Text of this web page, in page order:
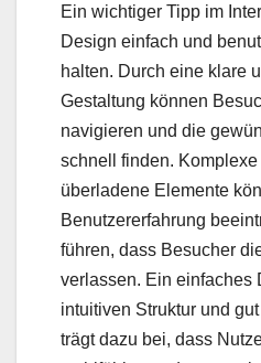
Ein wichtiger Tipp im
Design einfach und
halten. Durch eine klare
Gestaltung können
navigieren und die
schnell finden. Komplexe
überladene Elemente
Benutzererfahrung
führen, dass Besucher
verlassen. Ein einfaches
intuitiven Struktur und
trägt dazu bei, dass